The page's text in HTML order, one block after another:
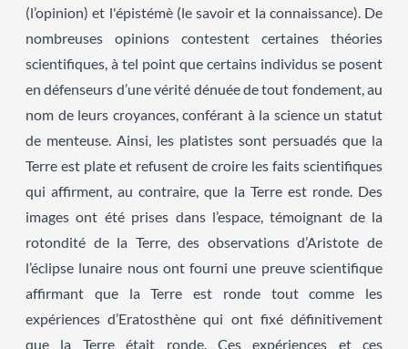
(l’opinion) et l'épistémè (le savoir et la connaissance). De
nombreuses opinions contestent certaines théories
scientifiques, à tel point que certains individus se posent
en défenseurs d’une vérité dénuée de tout fondement, au
nom de leurs croyances, conférant à la science un statut
de menteuse. Ainsi, les platistes sont persuadés que la
Terre est plate et refusent de croire les faits scientifiques
qui affirment, au contraire, que la Terre est ronde. Des
images ont été prises dans l’espace, témoignant de la
rotondité de la Terre, des observations d’Aristote de
l’éclipse lunaire nous ont fourni une preuve scientifique
affirmant que la Terre est ronde tout comme les
expériences d’Eratosthène qui ont fixé définitivement
que la Terre était ronde. Ces expériences et ces